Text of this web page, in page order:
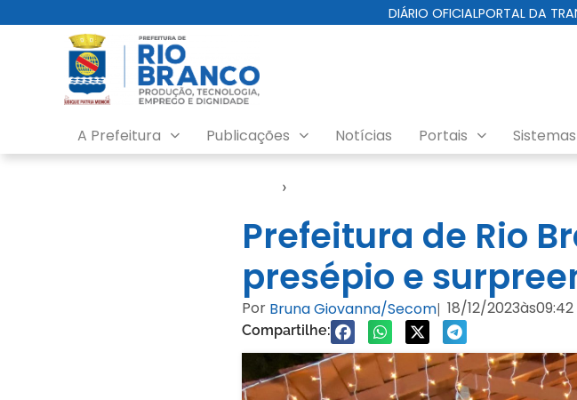
DIÁRIO OFICIALPORTAL DA
A Prefeitura Publicações Notícias Portais
›
Prefeitura de Rio
presépio e
Por Bruna Giovanna/Secom| 18/12/2023às09:42
Compartilhe: